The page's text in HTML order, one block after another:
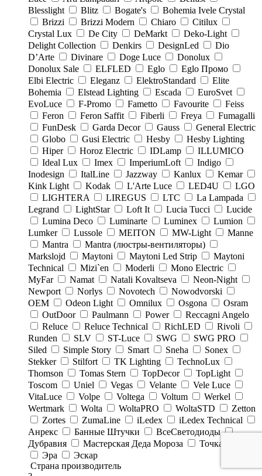
Blesslight
Blitz Bogate's
Bohemia Ivele Crystal
Brizzi
Brizzi Modern Chiaro
Citilux
Crystal Lux
De City DeMarkt
Deko-Light
Delight Collection
Denkirs DesignLed
Dio
D’Arte
Divinare Doge Luce
Donolux
Donolux Sale
ELFLED Eglo
Eglo Промо
Elbi Eleсtriс
Eleganz ElektroStandard
Elite
Bohemia
Elstead Lighting Escada
EuroSvet
EvoLuce
F-Promo Fametto Favourite
Feiss
Feron
Feron Saffit Fiberli Freya
Fumagalli
FunDesk
Garda Decor Gauss
General Electric
Globo
Gusi Electric Hesby
Hesby Lighting
Hiper
Horoz Electric IDLamp
ILLUMICO
Ideal Lux
Imex ImperiumLoft
Indigo
Inodesign
ItalLine Jazzway Kanlux
Kemar
Kink Light
Kodak L'Arte Luce LED4U
LGO
LIGHTERA
LIREGUS LTC
La Lampada
Legrand
LightStar Loft It Lucia Tucci
Lucide
Lumina Deco
Luminarte Luminex
Lumion
Lumker
Lussole MEITON MW-Light
Manne
Mantra
Mantra (люстры-вентиляторы)
Markslojd
Maytoni Maytoni Led Strip
Maytoni
Technical
Mizi`en Moderli
Mono Electric
MyFar
Namat Natali Kovaltseva
Neon-Night
Newport
Norlys Novotech
Nowodvorski
OEM
Odeon Light Omnilux Osgona
Osram
OutDoor
Paulmann Power
Reccagni Angelo
Reluce
Reluce Technical RichLED
Rivoli
Runden
SLV ST-Luce SWG
SWG PRO
Siled
Simple Story Smart Sneha
Sonex
Stekker
Stilfort TK Lighting
TechnoLux
Thomson
Tomas Stern TopDecor
TopLight
Toscom
Uniel Vegas Velante
Vele Luce
VitaLuce
Volpe Voltega Voltum
Werkel
Wertmark
Wolta WoltaPRO WoltaSTD
Zetton
Zortes
ZumaLine iLedex
iLedex Technical
Анрекс
Банные Штучки
ВсеСветодиоды
Дубравия
Мастерская Деда Мороза
Точка Света
Эра
Эскар
Страна производитель